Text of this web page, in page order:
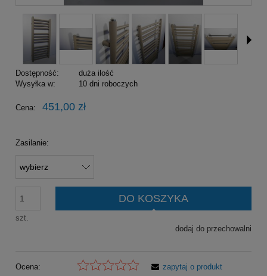
Dostępność:
duża ilość
Wysyłka w:
10 dni roboczych
Cena: 451,00 zł
Zasilanie:
szt.
DO KOSZYKA
dodaj do przechowalni
Ocena:
zapytaj o produkt